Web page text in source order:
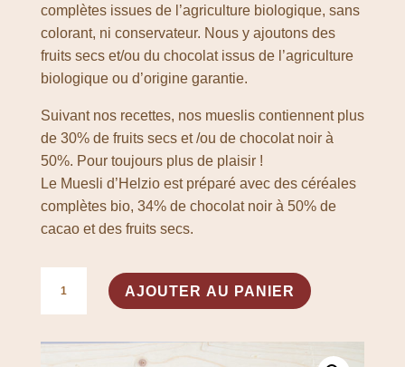
complètes issues de l’agriculture biologique, sans
colorant, ni conservateur. Nous y ajoutons des
fruits secs et/ou du chocolat issus de l’agriculture
biologique ou d’origine garantie.
Suivant nos recettes, nos mueslis contiennent plus
de 30% de fruits secs et /ou de chocolat noir à
50%. Pour toujours plus de plaisir !
Le Muesli d’Helzio est préparé avec des céréales
complètes bio, 34% de chocolat noir à 50% de
cacao et des fruits secs.
d'Helzio
AJOUTER AU PANIER